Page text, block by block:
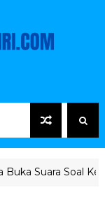
Ketegangan Jalur